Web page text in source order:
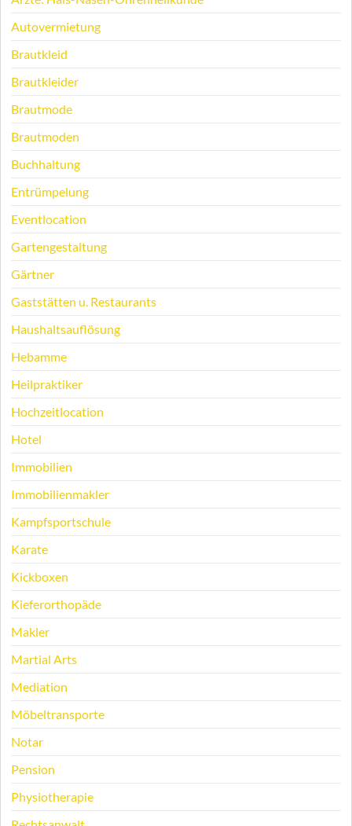
Autovermietung
Brautkleid
Brautkleider
Brautmode
Brautmoden
Buchhaltung
Entrümpelung
Eventlocation
Gartengestaltung
Gärtner
Gaststätten u. Restaurants
Haushaltsauflösung
Hebamme
Heilpraktiker
Hochzeitlocation
Hotel
Immobilien
Immobilienmakler
Kampfsportschule
Karate
Kickboxen
Kieferorthopäde
Makler
Martial Arts
Mediation
Möbeltransporte
Notar
Pension
Physiotherapie